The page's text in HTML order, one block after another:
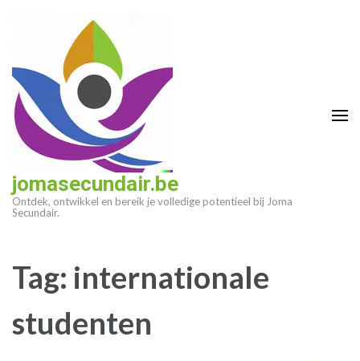
(druk
enter)
jomasecundair.be
Ontdek, ontwikkel en bereik je volledige potentieel bij Joma
Secundair.
Tag: internationale
studenten